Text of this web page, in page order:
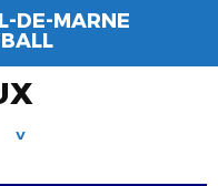
DE-MARNE
>